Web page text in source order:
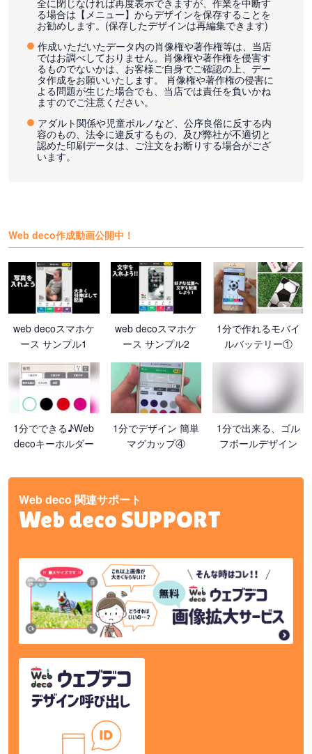
全に閉じなければ再度表示できますが、作業を中断す
る場合は【メニュー】からデザインを保存することを
お勧めします。(保存したデザインは再編集できます)
作成いただいたデータ内の肖像権や著作権等は、当店
ではお調べしておりません。肖像権や著作権を侵害す
るものでないかは、お客様ご自身でご確認の上、デー
タ作成をお願いいたします。 肖像権や著作権の侵害に
よる問題が生じた場合でも、当店では責任を負いかね
ますのでご注意ください。
アダルト関係や児童ポルノなど、公序良俗に反する内
容のもの、法令に違反するもの、及び弊社が不適切と
認めた印刷データは、ご注文をお断りする場合がござ
います。
Web deco作成動画公開中！
web decoスマホケ
ース サンプル1
web decoスマホケ
ース サンプル2
1分で作れるモバイ
ルバッテリー①
1分でできる♪Web
decoキーホルダー
1分でデザイン 簡単
マグカップ④
1分で出来る、ゴル
フボールデザイン
Web deco 関連サポート
Web deco SUPPORT